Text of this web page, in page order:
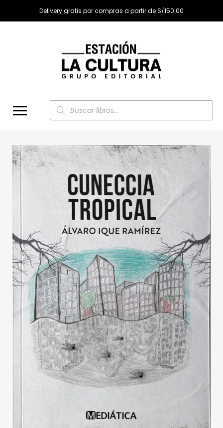
Delivery gratis por compras a partir de S/150.00
Búsqueda
de
productos